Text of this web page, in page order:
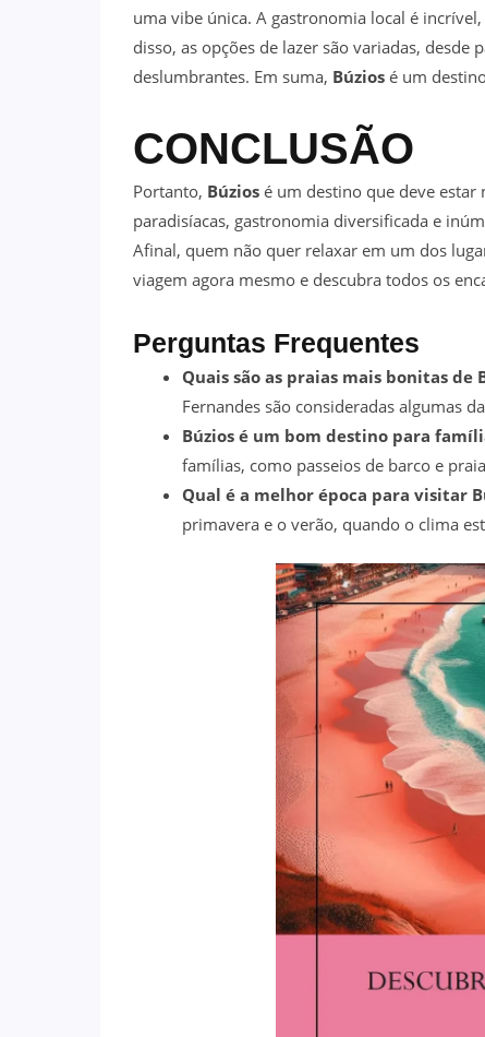
uma vibe única. A gastronomia local é
disso, as opções de lazer são variadas,
deslumbrantes. Em suma, Búzios é um
CONCLUSÃO
Portanto, Búzios é um destino que deve estar
paradisíacas, gastronomia diversificada e
Afinal, quem não quer relaxar em um dos
viagem agora mesmo e descubra todos os
Perguntas Frequentes
Quais são as praias mais bonitas de
Fernandes são consideradas algumas
Búzios é um bom destino para
famílias, como passeios de barco e
Qual é a melhor época para visitar
primavera e o verão, quando o clima